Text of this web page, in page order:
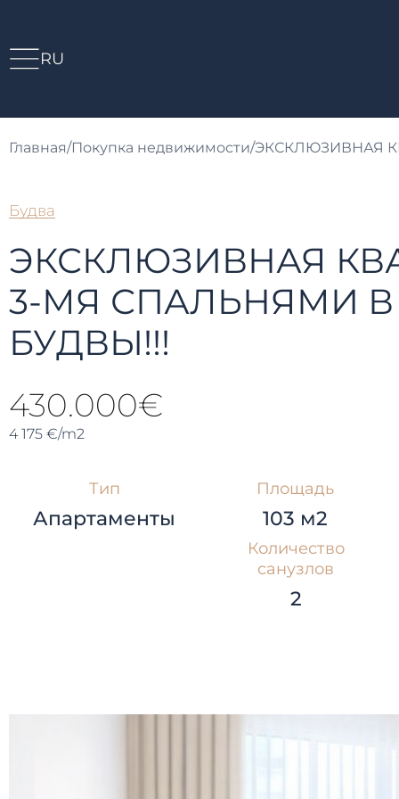
RU
Главная/Покупка недвижимости/ЭКСКЛЮЗИВНАЯ
Будва
ЭКСКЛЮЗИВНАЯ
3-МЯ СПАЛЬНЯМИ В
БУДВЫ!!!
430.000€
4 175 €/m2
Тип
Апартаменты
Площадь
103 м2
Количество
санузлов
2